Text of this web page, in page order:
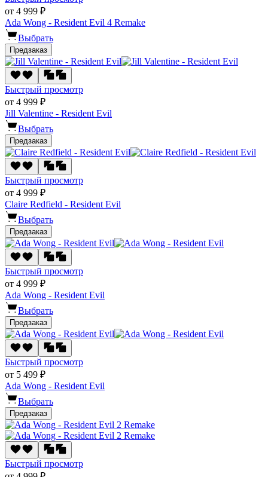
от 4 999 ₽
Ada Wong - Resident Evil 4 Remake
Выбрать
Предзаказ
Быстрый просмотр
от 4 999 ₽
Jill Valentine - Resident Evil
Выбрать
Предзаказ
Быстрый просмотр
от 4 999 ₽
Claire Redfield - Resident Evil
Выбрать
Предзаказ
Быстрый просмотр
от 4 999 ₽
Ada Wong - Resident Evil
Выбрать
Предзаказ
Быстрый просмотр
от 5 499 ₽
Ada Wong - Resident Evil
Выбрать
Предзаказ
Быстрый просмотр